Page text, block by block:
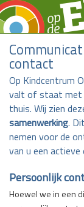
Zoeken
contact
Op Kindcentrum
valt of staat met
thuis. Wij zien
samenwerking.
nemen voor de
van u een
Persoonlijk
Hoewel we in een